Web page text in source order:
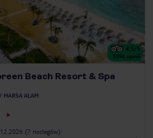
4.5/5
5590 opinii
Beach Resort & Spa
MARSA ALAM
(7 noclegów)